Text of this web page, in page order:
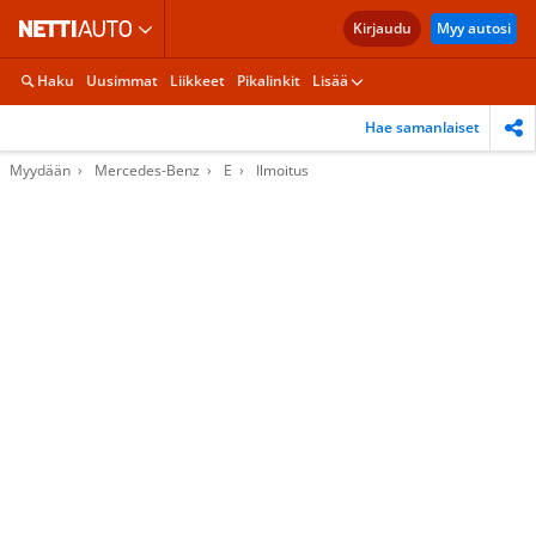
Kirjaudu Myy autosi
Haku Uusimmat Liikkeet Pikalinkit Lisää
Hae samanlaiset
Myydään Mercedes-Benz E Ilmoitus